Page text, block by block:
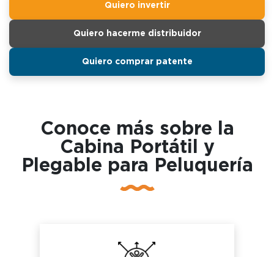
Quiero invertir
Quiero hacerme distribuidor
Quiero comprar patente
Conoce más sobre la
Cabina Portátil y
Plegable para Peluquería